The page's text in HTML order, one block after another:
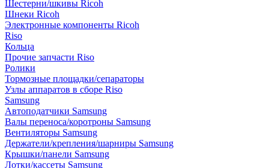
Шестерни/шкивы Ricoh
Шнеки Ricoh
Электронные компоненты Ricoh
Riso
Кольца
Прочие запчасти Riso
Ролики
Тормозные площадки/сепараторы
Узлы аппаратов в сборе Riso
Samsung
Автоподатчики Samsung
Валы переноса/коротроны Samsung
Вентиляторы Samsung
Держатели/крепления/шарниры Samsung
Крышки/панели Samsung
Лотки/кассеты Samsung